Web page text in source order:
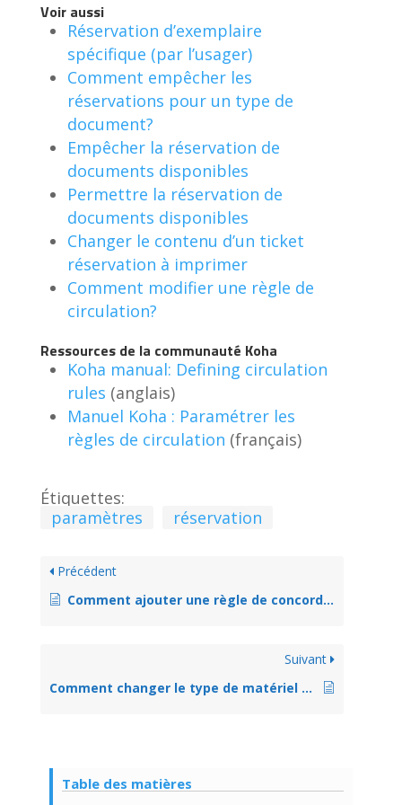
Voir aussi
Réservation d’exemplaire
spécifique (par l’usager)
Comment empêcher les
réservations pour un type de
document?
Empêcher la réservation de
documents disponibles
Permettre la réservation de
documents disponibles
Changer le contenu d’un ticket
réservation à imprimer
Comment modifier une règle de
circulation?
Ressources de la communauté Koha
Koha manual: Defining circulation
rules (anglais)
Manuel Koha : Paramétrer les
règles de circulation (français)
Étiquettes:
paramètres
réservation
Précédent
Comment ajouter une règle de concordance d’importation de fichier de notices
Suivant
Comment changer le type de matériel dans une notice? (exemple: Livre sonore)
Table des matières